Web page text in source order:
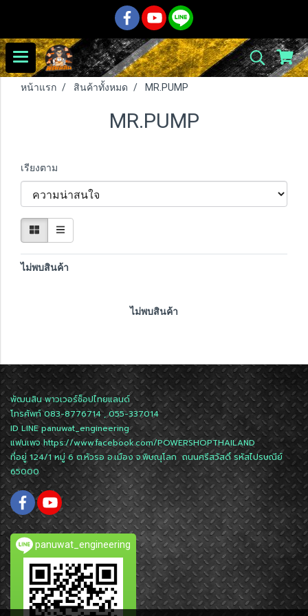
หน้าแรก สินค้าทั้งหมด MR.PUMP
MR.PUMP
เรียงตาม
ไม่พบสินค้า
ไม่พบสินค้า
พัฒนสิน พาวเวอร์ช็อปไทยแลนด์
โทรศัพท์ 083-8776714 , 055-337014
ID LINEpanuwat_engineering
แฟนเพจhttps://www.facebook.com/POWERSHOPTHAILAND
ที่อยู่ 124/1 หมู่ 6 ต.หัวรอ อ.เมือง จ.พิษณุโลก ถนนศรีสวัสดิ์ รหัสไปรษณีย์
65000
panuwat_engineering